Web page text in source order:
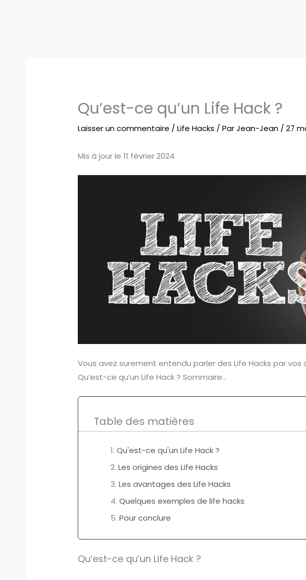
Qu’est-ce qu’un Life Hack ?
Laisser un commentaire /Life Hacks / ParJean-Jean /27
Mis à jour le 11 février 2024
Vous avez surement entendu parler des Life Hacks par
Qu’est-ce qu’un Life Hack ? Sommaire…
Table des matières
Qu'est-ce qu'un Life Hack ?
Les origines des Life Hacks
Les avantages des Life Hacks
Quelques exemples de life hacks
Pour conclure
Qu’est-ce qu’un Life Hack ?